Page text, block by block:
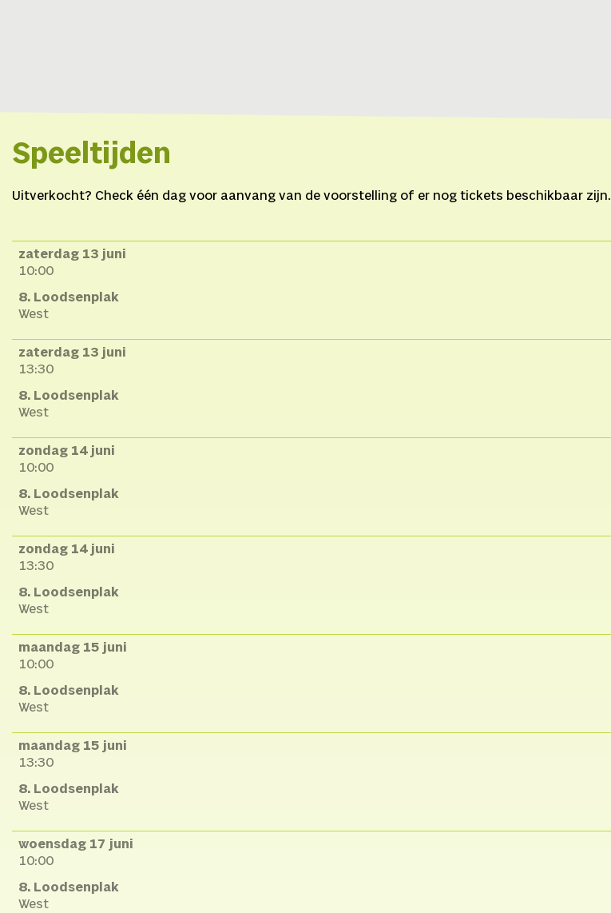
Speeltijden
Uitverkocht? Check één dag voor aanvang van de voorstelling of er nog tickets beschikbaar zijn.
zaterdag 13 juni
10:00
8. Loodsenplak
West
zaterdag 13 juni
13:30
8. Loodsenplak
West
zondag 14 juni
10:00
8. Loodsenplak
West
zondag 14 juni
13:30
8. Loodsenplak
West
maandag 15 juni
10:00
8. Loodsenplak
West
maandag 15 juni
13:30
8. Loodsenplak
West
woensdag 17 juni
10:00
8. Loodsenplak
West